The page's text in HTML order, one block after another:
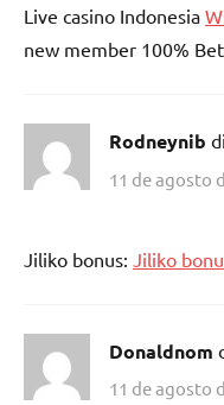
Live casino Indonesia
new member 100%
Rodneynib
11 de agosto
Jiliko bonus: Jiliko
Donaldnom
11 de agosto